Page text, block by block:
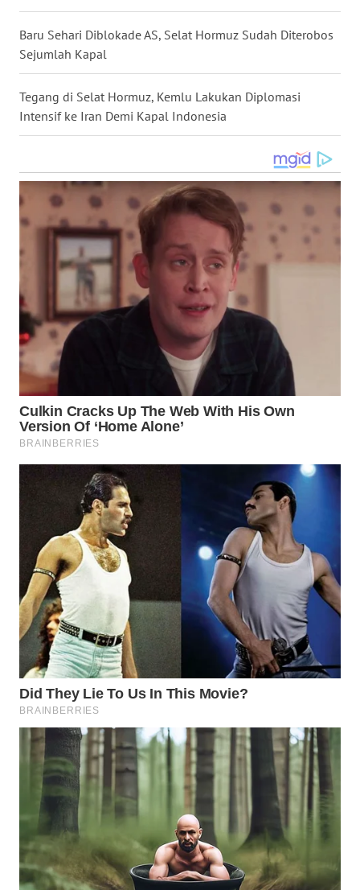
Baru Sehari Diblokade AS, Selat Hormuz Sudah Diterobos
Sejumlah Kapal
Tegang di Selat Hormuz, Kemlu Lakukan Diplomasi
Intensif ke Iran Demi Kapal Indonesia
NUSANTARA
JOGJA
WN
WN
BALI
WN
KALBAR
WN
KALTENG
WN
KALTARA
WN
WN
SULSEL
WN
GORONTALO
WN
SULUT
MALUKU
WN
MALUT
WN
DAIRI